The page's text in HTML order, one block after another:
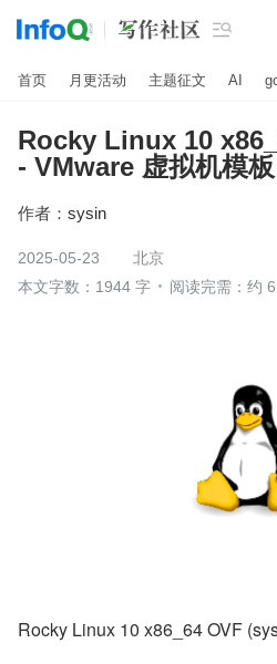

首页 月更活动 主题征文 AI
Rocky Linux 10
- VMware 虚拟机模板
作者： sysin
2025-05-23
北京
本文字数：1944 字
阅读完需：约
Rocky Linux 10 x86_64 OVF